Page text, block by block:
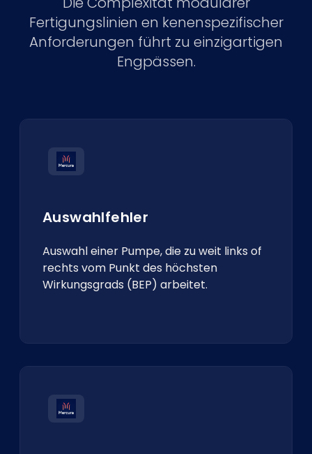
Fertigungslinien en kenenspezifischer
Anforderungen führt zu einzigartigen
Engpässen.
Auswahlfehler
Auswahl einer Pumpe, die zu weit links of
rechts vom Punkt des höchsten
Wirkungsgrads (BEP) arbeitet.